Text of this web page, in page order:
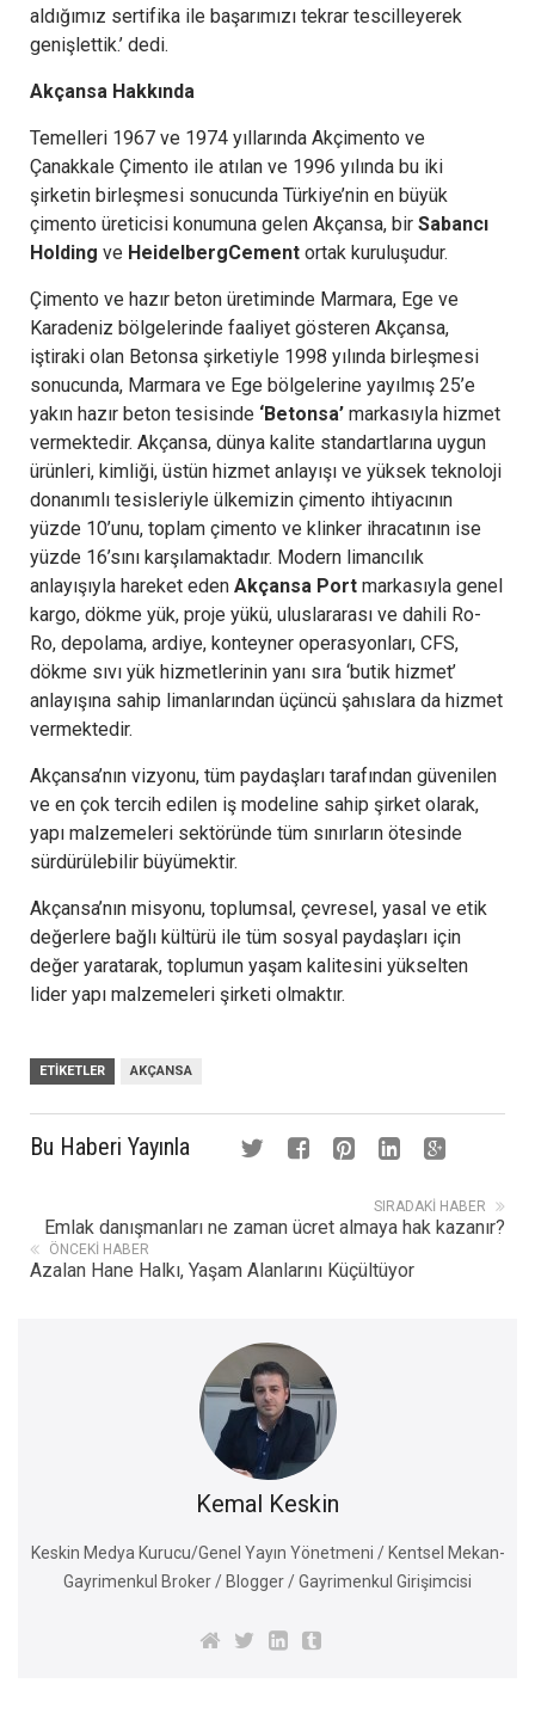
aldığımız sertifika ile başarımızı tekrar tescilleyerek
genişlettik.’ dedi.
Akçansa Hakkında
Temelleri 1967 ve 1974 yıllarında Akçimento ve
Çanakkale Çimento ile atılan ve 1996 yılında bu iki
şirketin birleşmesi sonucunda Türkiye’nin en büyük
çimento üreticisi konumuna gelen Akçansa, bir Sabancı
Holding ve HeidelbergCement ortak kuruluşudur.
Çimento ve hazır beton üretiminde Marmara, Ege ve
Karadeniz bölgelerinde faaliyet gösteren Akçansa,
iştiraki olan Betonsa şirketiyle 1998 yılında birleşmesi
sonucunda, Marmara ve Ege bölgelerine yayılmış 25’e
yakın hazır beton tesisinde ‘Betonsa’ markasıyla hizmet
vermektedir. Akçansa, dünya kalite standartlarına uygun
ürünleri, kimliği, üstün hizmet anlayışı ve yüksek teknoloji
donanımlı tesisleriyle ülkemizin çimento ihtiyacının
yüzde 10’unu, toplam çimento ve klinker ihracatının ise
yüzde 16’sını karşılamaktadır. Modern limancılık
anlayışıyla hareket eden Akçansa Port markasıyla genel
kargo, dökme yük, proje yükü, uluslararası ve dahili Ro-
Ro, depolama, ardiye, konteyner operasyonları, CFS,
dökme sıvı yük hizmetlerinin yanı sıra ‘butik hizmet’
anlayışına sahip limanlarından üçüncü şahıslara da hizmet
vermektedir.
Akçansa’nın vizyonu, tüm paydaşları tarafından güvenilen
ve en çok tercih edilen iş modeline sahip şirket olarak,
yapı malzemeleri sektöründe tüm sınırların ötesinde
sürdürülebilir büyümektir.
Akçansa’nın misyonu, toplumsal, çevresel, yasal ve etik
değerlere bağlı kültürü ile tüm sosyal paydaşları için
değer yaratarak, toplumun yaşam kalitesini yükselten
lider yapı malzemeleri şirketi olmaktır.
ETIKETLER AKÇANSA
Bu Haberi Yayınla
SIRADAKI HABER
Emlak danışmanları ne zaman ücret almaya hak kazanır?
ÖNCEKI HABER
Azalan Hane Halkı, Yaşam Alanlarını Küçültüyor
Kemal Keskin
Keskin Medya Kurucu/Genel Yayın Yönetmeni / Kentsel Mekan-
Gayrimenkul Broker / Blogger / Gayrimenkul Girişimcisi